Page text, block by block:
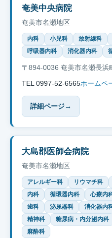
奄美中央病院
奄美市名瀬地区
内科 小児科 放射線科
呼吸器内科
消化器内科
〒894-0036 奄美市名瀬長浜
TEL 0997-52-6565ホームペ
詳細ページ→
大島郡医師会病院
奄美市名瀬地区
アレルギー科 リウマチ科
内科
循環器内科 心療内
歯科
泌尿器科 消化器内
精神科
糖尿病・内分泌内科
麻酔科